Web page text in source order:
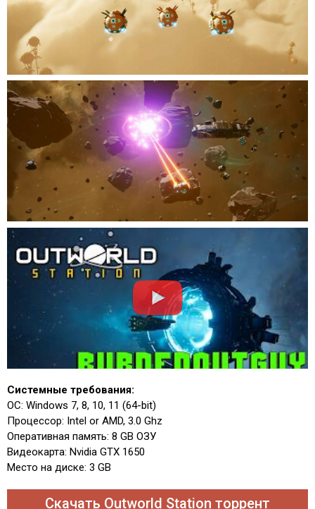
Системные требования:
ОС: Windows 7, 8, 10, 11 (64-bit)
Процессор: Intel or AMD, 3.0 Ghz
Оперативная память: 8 GB ОЗУ
Видеокарта: Nvidia GTX 1650
Место на диске: 3 GB
Скачать Outworld Station торрент